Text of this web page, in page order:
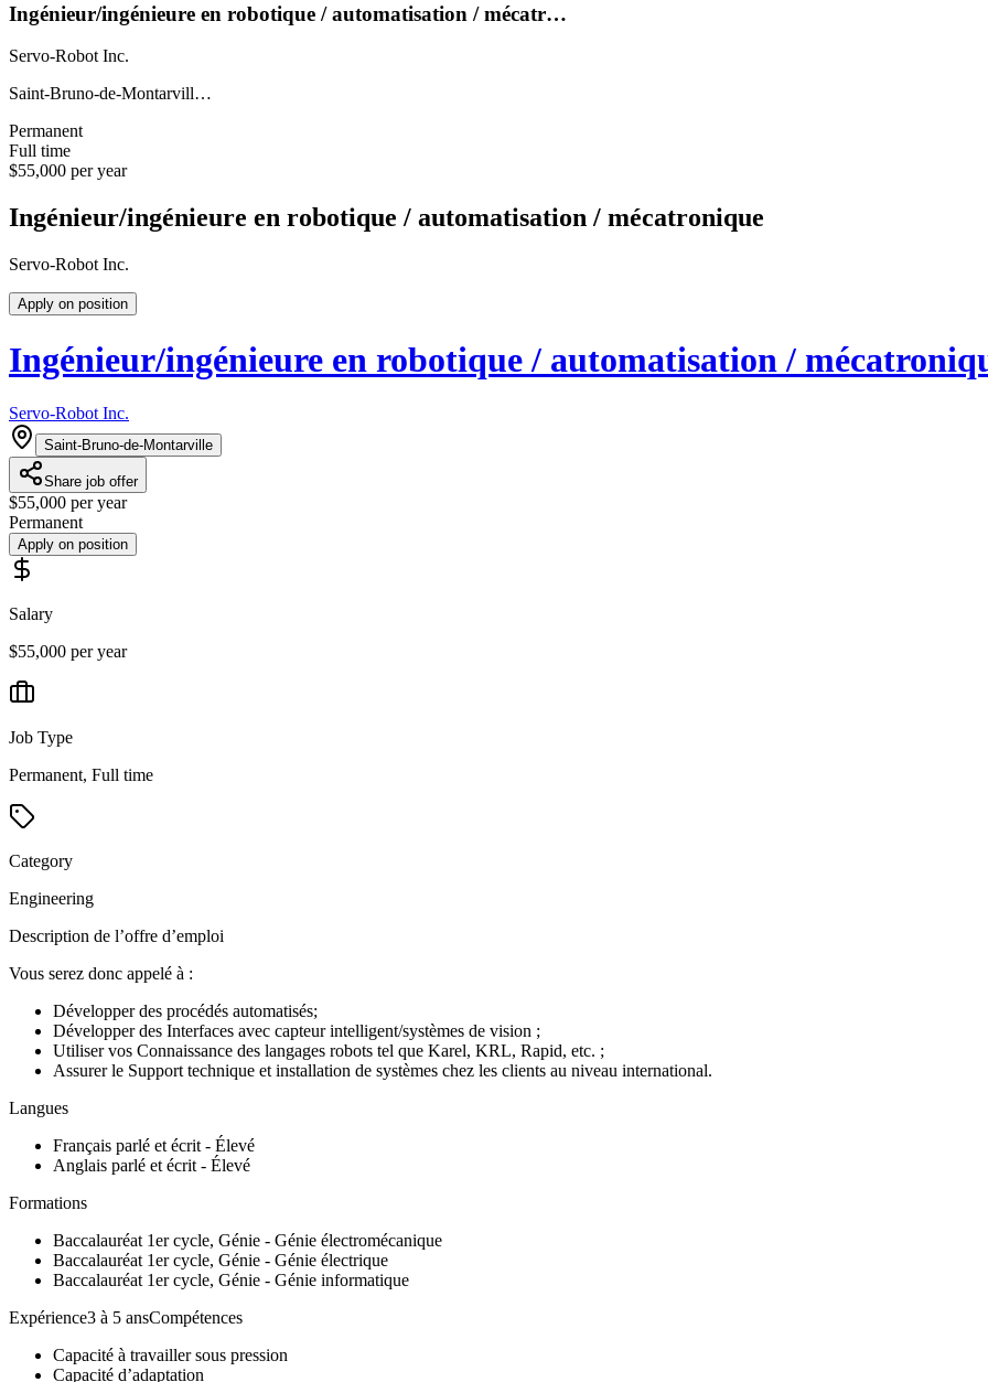
Ingénieur/ingénieure en robotique / automatisation / mécatr…
Servo-Robot Inc.
Saint-Bruno-de-Montarvill…
Permanent
Full time
$55,000 per year
Ingénieur/ingénieure en robotique / automatisation / mécatronique
Servo-Robot Inc.
Apply on position
Ingénieur/ingénieure en robotique / automatisation /
Servo-Robot Inc.
Saint-Bruno-de-Montarville
Share job offer
$55,000 per year
Permanent
Apply on position
Salary
$55,000 per year
Job Type
Permanent, Full time
Category
Engineering
Description de l’offre d’emploi
Vous serez donc appelé à :
Développer des procédés automatisés;
Développer des Interfaces avec capteur intelligent/systèmes de vision ;
Utiliser vos Connaissance des langages robots tel que Karel, KRL, Rapid, etc. ;
Assurer le Support technique et installation de systèmes chez les clients au niveau international.
Langues
Français parlé et écrit - Élevé
Anglais parlé et écrit - Élevé
Formations
Baccalauréat 1er cycle, Génie - Génie électromécanique
Baccalauréat 1er cycle, Génie - Génie électrique
Baccalauréat 1er cycle, Génie - Génie informatique
Expérience3 à 5 ansCompétences
Capacité à travailler sous pression
Capacité d’adaptation